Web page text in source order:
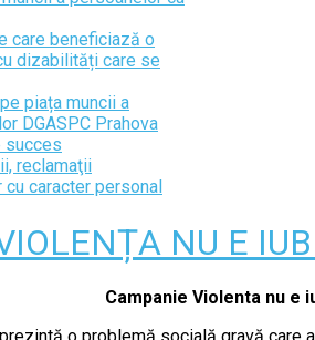
care beneficiază o
dizabilități care se
piața muncii a
DGASPC Prahova
succes
reclamaţii
caracter personal
NU E
Campanie Violenta nu e